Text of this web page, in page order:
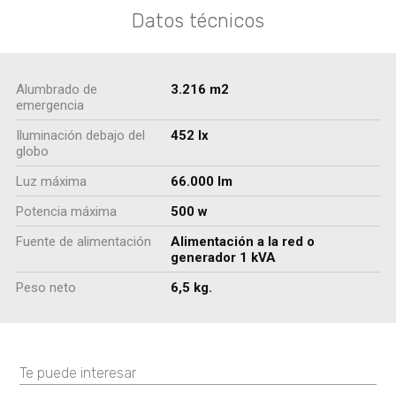
Datos técnicos
Alumbrado de
emergencia
3.216 m2
Iluminación debajo del
globo
452 lx
Luz máxima
66.000 lm
Potencia máxima
500 w
Fuente de alimentación
Alimentación a la red o
generador 1 kVA
Peso neto
6,5 kg.
Te puede interesar